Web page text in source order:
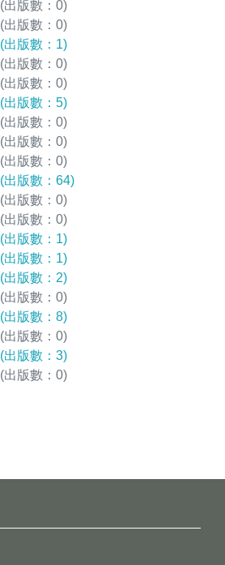
(出版數：0)
(出版數：0)
(出版數：1)
(出版數：0)
(出版數：0)
(出版數：5)
(出版數：0)
(出版數：0)
(出版數：0)
(出版數：64)
(出版數：0)
(出版數：0)
(出版數：1)
(出版數：1)
(出版數：2)
(出版數：0)
(出版數：8)
(出版數：0)
(出版數：3)
(出版數：0)